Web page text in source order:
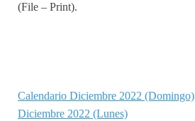
(File – Print).
Calendario Diciembre 2022 (Domingo)
Diciembre 2022 (Lunes)